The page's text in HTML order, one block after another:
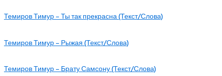
Темиров Тимур – Ты так прекрасна (Текст/Слова)
Темиров Тимур – Рыжая (Текст/Слова)
Темиров Тимур – Брату Самсону (Текст/Слова)